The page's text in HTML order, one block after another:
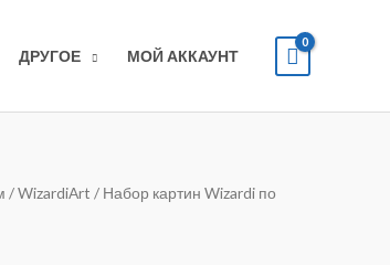
ДРУГОЕ МОЙ АККАУНТ
/WizardiArt / Набор картин Wizardi по